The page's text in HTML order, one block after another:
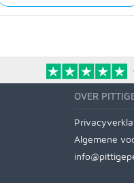
OVER
Algemene